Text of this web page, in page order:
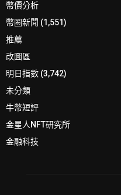
幣價分析
幣圈新聞 (1,551)
推薦
改圖區
明日指數 (3,742)
未分類
牛幣短評
金星人NFT研究所
金融科技